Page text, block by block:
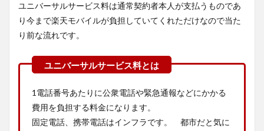
ユニバーサルサービス料は通常契約者本人が支払うものであ
り今まで楽天モバイルが負担していてくれただけなので当た
り前な流れです。
1電話番号あたりに公衆電話や緊急通報などにかかる
費用を負担する料金になります。
固定電話、携帯電話はインフラです。 都市だと気に